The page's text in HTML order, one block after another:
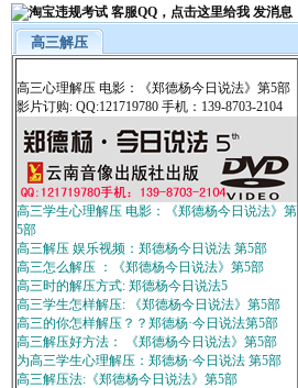
高三解压
高三心理解压 电影：《郑德杨今日说法》第5部
影片订购: QQ:121719780 手机：139-8703-2104
高三学生心理解压 电影：《郑德杨今日说法》第
5部
高三解压 娱乐视频：郑德杨今日说法 第5部
高三怎么解压 ：《郑德杨今日说法》第5部
高三时的解压方式: 郑德杨今日说法5
高三学生怎样解压: 《郑德杨今日说法》第5部
高三的你怎样解压？？郑德杨·今日说法第5部
高三解压好方法： 《郑德杨今日说法》第5部
为高三学生心理解压：郑德杨·今日说法 第5部
高三解压法:《郑德杨今日说法》第5部